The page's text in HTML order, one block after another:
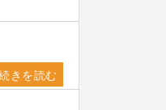
きを読む